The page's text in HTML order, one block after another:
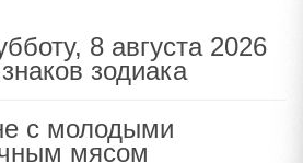
8 августа 2026
зодиака
с молодыми
мясом